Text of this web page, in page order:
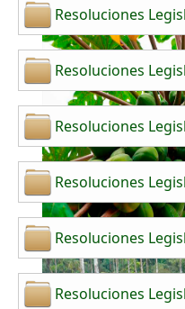
Resoluciones
Resoluciones
Resoluciones
Resoluciones
Resoluciones
Resoluciones